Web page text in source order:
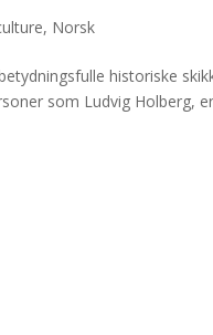
, Norsk
historiske
som Ludvig Holberg,